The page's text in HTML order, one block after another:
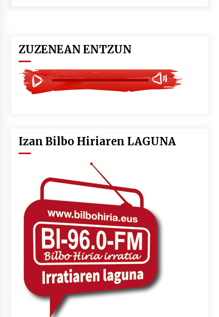
Larunbatean Plentziako Itsas Martxa ospatuko
da
2026/07/07
2026/07/07
Uribitarte40 aretoan
2026/07/03
SOINUGELA: Paul McCartney eta Ringo Starr-en
lan berriak
2026/07/03
MUSIBLA #297: Bide, Boards Of Canada, Somak,
Tiga, Twisted Teens, Underscores, Habia
2026/07/02
ZUZENEAN ENTZUN
Izan Bilbo Hiriaren LAGUNA